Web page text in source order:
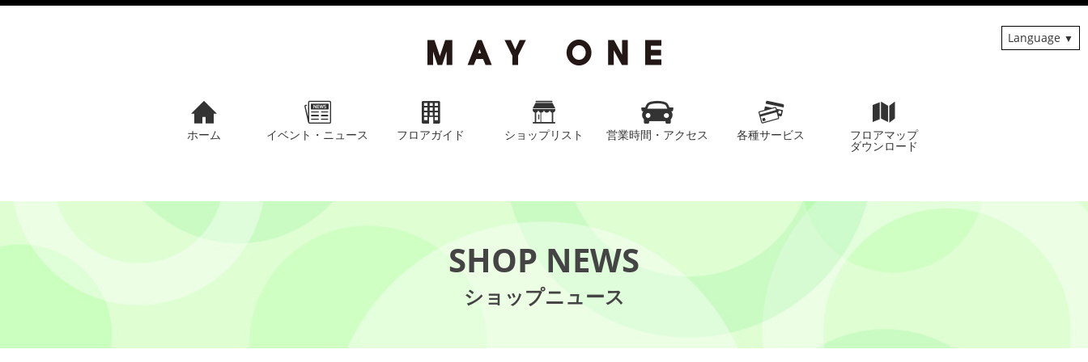
ホーム イベント・ニュース フロアガイド ショップリスト 営業時間・アクセス 各種サービス フロアマップ
ダウンロード
Language
SHOP NEWS